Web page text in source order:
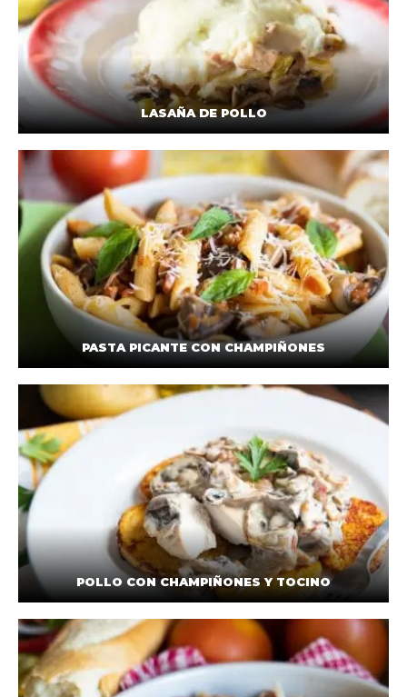
LASAÑA DE POLLO
PASTA PICANTE CON CHAMPIÑONES
POLLO CON CHAMPIÑONES Y TOCINO